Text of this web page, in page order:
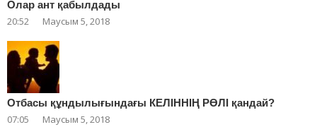
Олар ант қабылдады
20:52 Маусым 5, 2018
Отбасы құндылығындағы КЕЛІННІҢ РӨЛІ қандай?
07:05 Маусым 5, 2018